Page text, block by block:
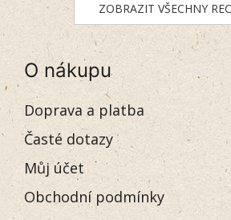
ZOBRAZIT VŠECHNY
O nákupu
Doprava a platba
Časté dotazy
Můj účet
Obchodní podmínky